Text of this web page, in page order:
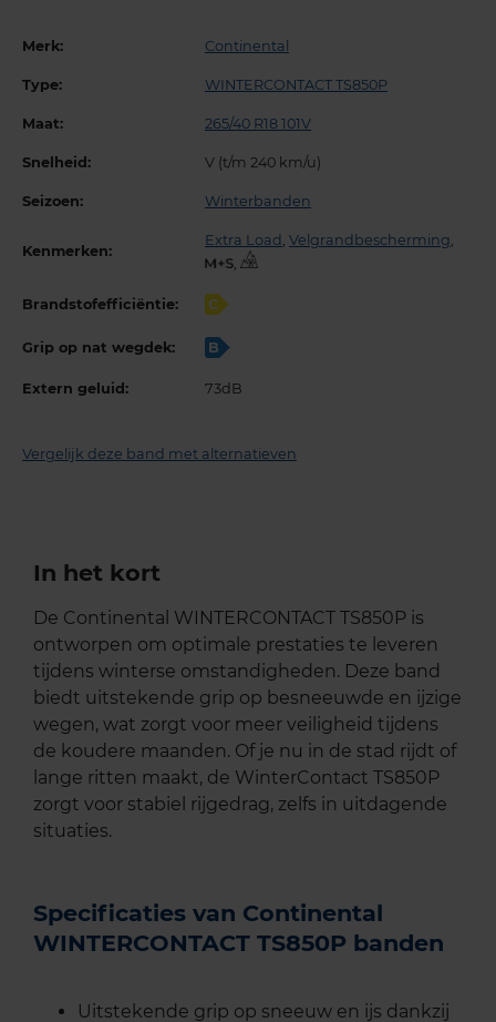
Merk: Continental
Type: WINTERCONTACT TS850P
Maat: 265/40 R18 101V
Snelheid: V (t/m 240 km/u)
Seizoen: Winterbanden
Kenmerken:
Extra Load , Velgrandbescherming,
,
Brandstofefficiëntie: C
Grip op nat wegdek: B
Extern geluid: 73dB
Vergelijk deze band met alternatieven
In het kort
De Continental WINTERCONTACT TS850P is
ontworpen om optimale prestaties te leveren
tijdens winterse omstandigheden. Deze band
biedt uitstekende grip op besneeuwde en ijzige
wegen, wat zorgt voor meer veiligheid tijdens
de koudere maanden. Of je nu in de stad rijdt of
lange ritten maakt, de WinterContact TS850P
zorgt voor stabiel rijgedrag, zelfs in uitdagende
situaties.
Specificaties van Continental
WINTERCONTACT TS850P banden
Uitstekende grip op sneeuw en ijs dankzij